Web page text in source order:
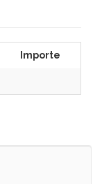
Importe